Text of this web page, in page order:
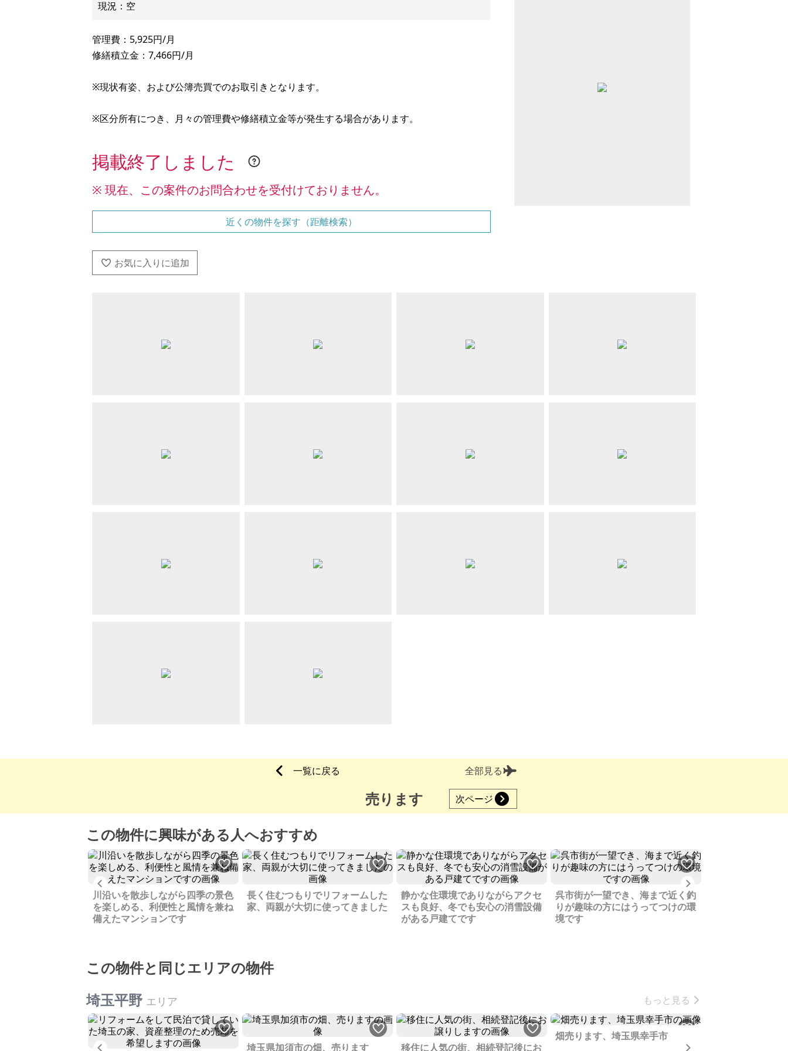
管理費：5,925円/月
修繕積立金：7,466円/月
※現状有姿、および公簿売買でのお取引きとなります。
※区分所有につき、月々の管理費や修繕積立金等が発生する場合があります。
掲載終了しました
※ 現在、この案件のお問合わせを受付けておりません。
近くの物件を探す（距離検索）
一覧に戻る 全部見る
売ります 次ページ
この物件に興味がある人へおすすめ
Previous
川沿いを散歩しながら四季の景色
を楽しめる、利便性と風情を兼ね
備えたマンションです
長く住むつもりでリフォームした
家、両親が大切に使ってきました
静かな住環境でありながらアクセ
スも良好、冬でも安心の消雪設備
がある戸建てです
呉市街が一望でき、海まで近く釣
りが趣味の方にはうってつけの環
境です
この物件と同じエリアの物件
埼玉平野 エリア もっと見る
Previous 埼玉県加須市の畑、売ります 移住に人気の街、相続登記後にお
畑売ります、埼玉県幸手市